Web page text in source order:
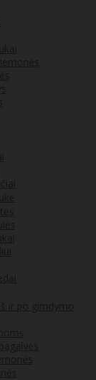
ir po gimdymo